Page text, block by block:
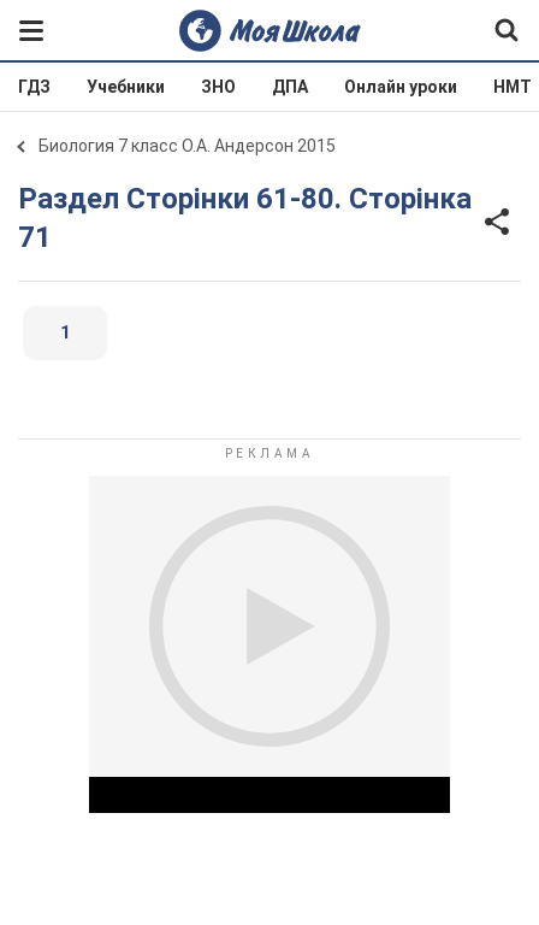
ГДЗ Учебники ЗНО ДПА Онлайн уроки НМТ
Биология 7 класс О.А. Андерсон 2015
Раздел Сторінки 61-80. Сторінка
71
1